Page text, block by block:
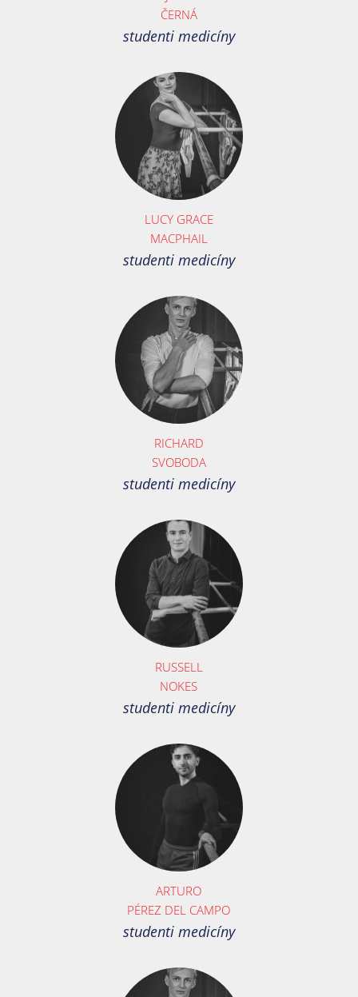
ČERNÁ
studenti medicíny
LUCY GRACE
MACPHAIL
studenti medicíny
RICHARD
SVOBODA
studenti medicíny
RUSSELL
NOKES
studenti medicíny
ARTURO
PÉREZ DEL CAMPO
studenti medicíny